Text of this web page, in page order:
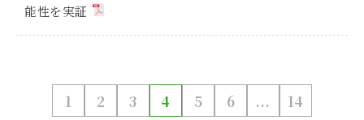
能性を実証
1 2 3 4 5 6 ... 14